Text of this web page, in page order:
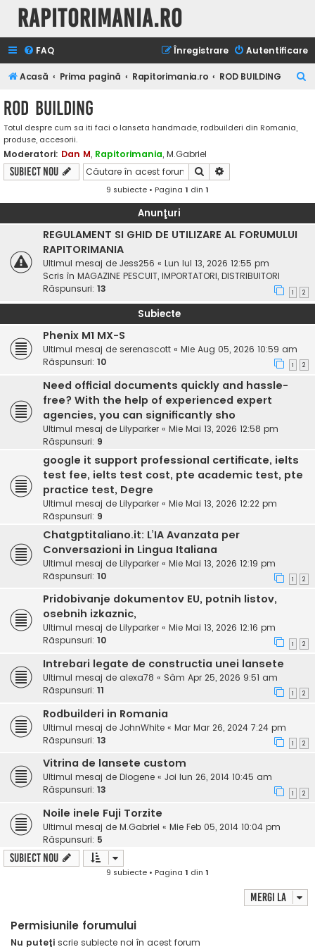
Rapitorimania.ro
FAQ Autentificare
Înregistrare
Acasă Prima pagină Rapitorimania.ro ROD BUILDING
ROD BUILDING
Totul despre cum sa iti faci o lanseta handmade, rodbuilderi din Romania,
produse, accesorii.
Moderatori: Dan M, Rapitorimania, M.Gabriel
Subiect nou Căutare
9 subiecte • Pagina 1 din 1
Anunţuri
REGULAMENT SI GHID DE UTILIZARE AL FORUMULUI
RAPITORIMANIA
Ultimul mesaj de Jess256 « Lun Iul 13, 2026 12:55 pm
Scris în MAGAZINE PESCUIT, IMPORTATORI, DISTRIBUITORI
Răspunsuri: 13 1 2
Subiecte
Phenix M1 MX-S
Ultimul mesaj de serenascott « Mie Aug 05, 2026 10:59 am
Răspunsuri: 10 1 2
Need official documents quickly and hassle-
free? With the help of experienced expert
agencies, you can significantly sho
Ultimul mesaj de Lilyparker « Mie Mai 13, 2026 12:58 pm
Răspunsuri: 9
google it support professional certificate, ielts
test fee, ielts test cost, pte academic test, pte
practice test, Degre
Ultimul mesaj de Lilyparker « Mie Mai 13, 2026 12:22 pm
Răspunsuri: 9
Chatgptitaliano.it: L’IA Avanzata per
Conversazioni in Lingua Italiana
Ultimul mesaj de Lilyparker « Mie Mai 13, 2026 12:19 pm
Răspunsuri: 10 1 2
Pridobivanje dokumentov EU, potnih listov,
osebnih izkaznic,
Ultimul mesaj de Lilyparker « Mie Mai 13, 2026 12:16 pm
Răspunsuri: 10 1 2
Intrebari legate de constructia unei lansete
Ultimul mesaj de alexa78 « Sâm Apr 25, 2026 9:51 am
Răspunsuri: 11 1 2
Rodbuilderi in Romania
Ultimul mesaj de JohnWhite « Mar Mar 26, 2024 7:24 pm
Răspunsuri: 13 1 2
Vitrina de lansete custom
Ultimul mesaj de Diogene « Joi Iun 26, 2014 10:45 am
Răspunsuri: 13 1 2
Noile inele Fuji Torzite
Ultimul mesaj de M.Gabriel « Mie Feb 05, 2014 10:04 pm
Răspunsuri: 5
Subiect nou
9 subiecte • Pagina 1 din 1
Mergi la
Permisiunile forumului
Nu puteţi scrie subiecte noi în acest forum